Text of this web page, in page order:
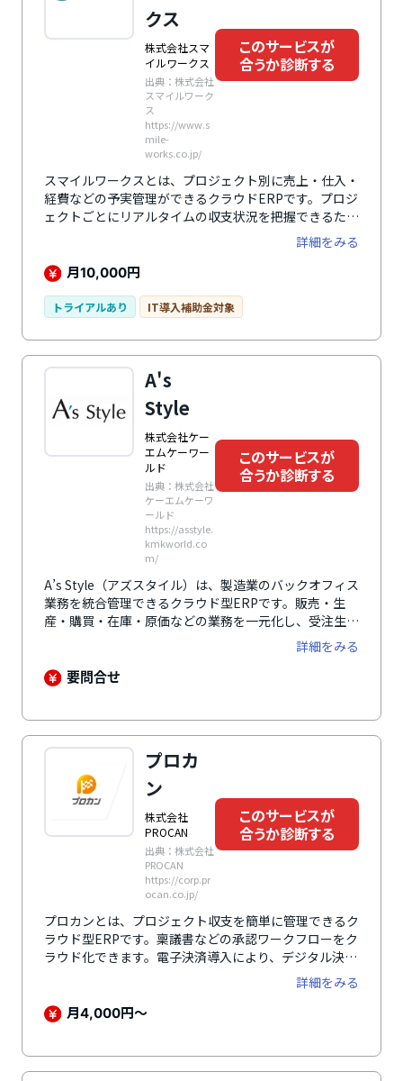
クス
株式会社スマ
イルワークス
出典：株式会社
スマイルワーク
ス
https://www.s
mile-
works.co.jp/
このサービスが
合うか診断する
スマイルワークスとは、プロジェクト別に売上・仕入・
経費などの予実管理ができるクラウドERPです。プロジ
ェクトごとにリアルタイムの収支状況を把握できるた
め、経営がうまくいっているかを常に確認できます。そ
のほかの機能としては、財務会計・給与計算・在庫管
理・販売管理・ワークフローなどがあり、事業のカネと
詳細をみる
月10,000円
トライアルあり IT導入補助金対象
A's
Style
株式会社ケー
エムケーワー
ルド
出典：株式会社
ケーエムケーワ
ールド
https://asstyle.
kmkworld.co
m/
このサービスが
合うか診断する
A’s Style（アズスタイル）は、製造業のバックオフィス
業務を統合管理できるクラウド型ERPです。販売・生
産・購買・在庫・原価などの業務を一元化し、受注生産
から大量生産、設計生産まで幅広い生産形態に対応しま
す。独自の開発基盤によるセミオーダー方式を採用して
おり、個社ごとの要件にも柔軟に適応。業務のデジタル
詳細をみる
要問合せ
プロカ
ン
株式会社
PROCAN
出典：株式会社
PROCAN
https://corp.pr
ocan.co.jp/
このサービスが
合うか診断する
プロカンとは、プロジェクト収支を簡単に管理できるク
ラウド型ERPです。稟議書などの承認ワークフローをク
ラウド化できます。電子決済導入により、デジタル決済
管理が実現します。圧倒的な見やすさ・使いやすさを実
現する直感的なUIが魅力のひとつです。ダッシュボード
上での月次収支の確認や、数ヶ月先の売上や利益の予測
詳細をみる
月4,000円～